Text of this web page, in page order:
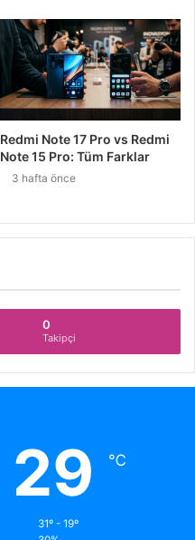
Redmi Note 17 Pro vs Redmi
Note 15 Pro: Tüm Farklar
3 hafta önce
0
Takipçi
29 ℃
31º - 19º